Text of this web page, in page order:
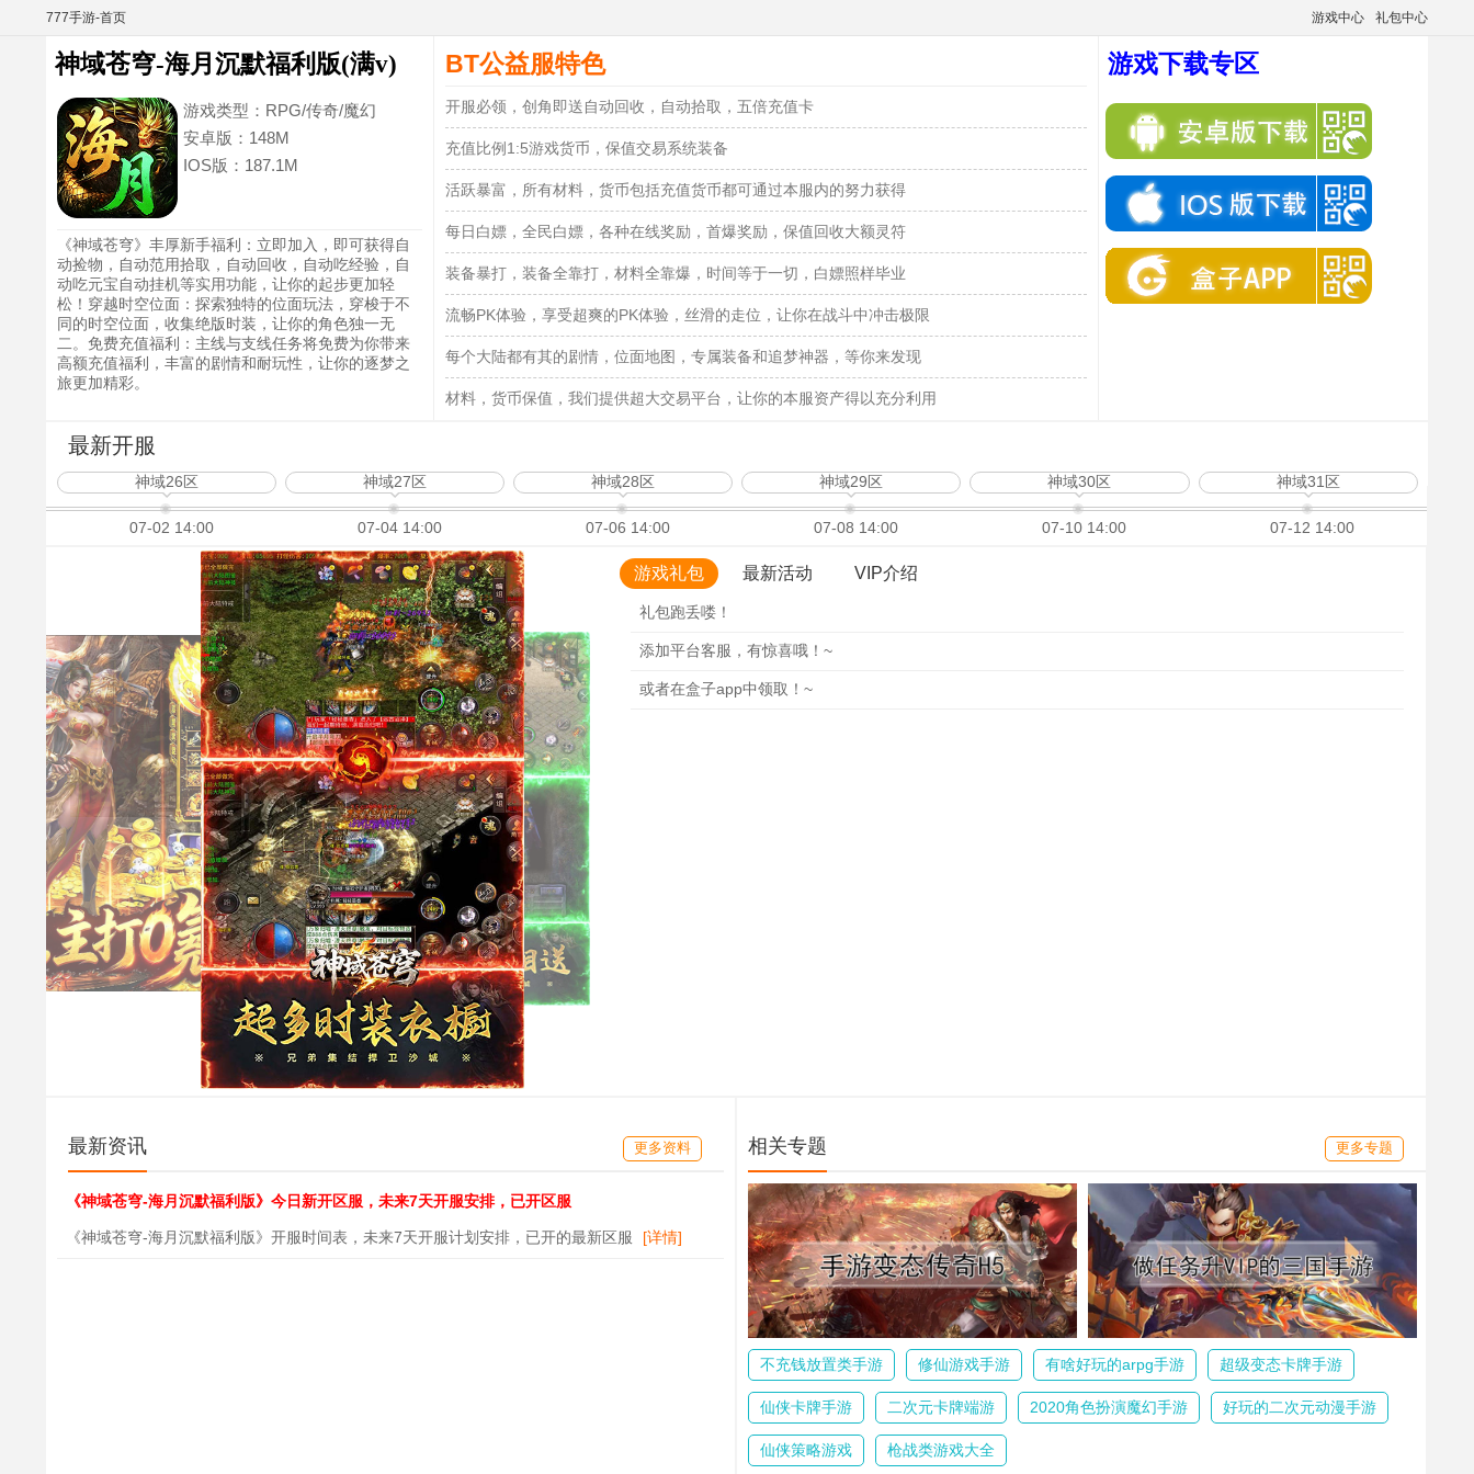
777手游-首页 游戏中心 礼包中心
神域苍穹-海月沉默福利版(满v)
游戏类型： RPG/传奇/魔幻
安卓版： 148M
IOS版： 187.1M
《神域苍穹》丰厚新手福利：立即加入，即可获得自
动捡物，自动范用拾取，自动回收，自动吃经验，自
动吃元宝自动挂机等实用功能，让你的起步更加轻
松！穿越时空位面：探索独特的位面玩法，穿梭于不
同的时空位面，收集绝版时装，让你的角色独一无
二。免费充值福利：主线与支线任务将免费为你带来
高额充值福利，丰富的剧情和耐玩性，让你的逐梦之
旅更加精彩。
BT公益服特色
开服必领，创角即送自动回收，自动拾取，五倍充值卡
充值比例1:5游戏货币，保值交易系统装备
活跃暴富，所有材料，货币包括充值货币都可通过本服内的努力获得
每日白嫖，全民白嫖，各种在线奖励，首爆奖励，保值回收大额灵符
装备暴打，装备全靠打，材料全靠爆，时间等于一切，白嫖照样毕业
流畅PK体验，享受超爽的PK体验，丝滑的走位，让你在战斗中冲击极限
每个大陆都有其的剧情，位面地图，专属装备和追梦神器，等你来发现
材料，货币保值，我们提供超大交易平台，让你的本服资产得以充分利用
游戏下载专区
最新开服
神域26区
07-02 14:00
神域27区
07-04 14:00
神域28区
07-06 14:00
神域29区
07-08 14:00
神域30区
07-10 14:00
神域31区
07-12 14:00
游戏礼包 最新活动 VIP介绍
礼包跑丢喽！
添加平台客服，有惊喜哦！~
或者在盒子app中领取！~
最新资讯 更多资料
《神域苍穹-海月沉默福利版》今日新开区服，未来7天开服安排，已开区服
《神域苍穹-海月沉默福利版》开服时间表，未来7天开服计划安排，已开的最新区服 [详情]
相关专题 更多专题
不充钱放置类手游 修仙游戏手游 有啥好玩的arpg手游 超级变态卡牌手游
仙侠卡牌手游 二次元卡牌端游 2020角色扮演魔幻手游 好玩的二次元动漫手游
仙侠策略游戏 枪战类游戏大全